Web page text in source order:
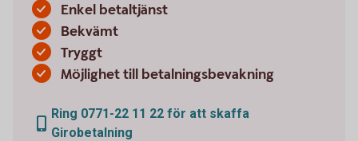
Enkel betaltjänst
Bekvämt
Tryggt
Möjlighet till betalningsbevakning
Ring 0771-22 11 22 för att skaffa
Girobetalning